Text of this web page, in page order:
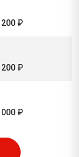
₽
₽
₽